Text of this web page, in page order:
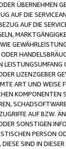
ÜBERNEHMEN
AUF DIE
AUF DIE
LIZENZGEBER
ART UND
AUF BZW.
SONSTIGEN
PERSON
SIND IN